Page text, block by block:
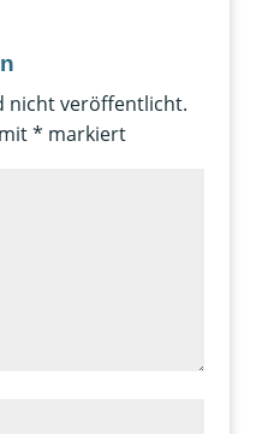
nicht veröffentlicht.
* markiert